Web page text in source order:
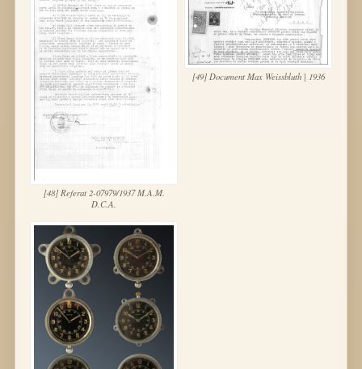
[48] Referat 2-07979/1937 M.A.M.
D.C.A.
[49] Document Max Weissbluth | 1936